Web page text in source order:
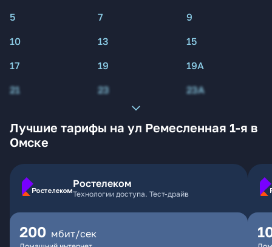
5
7
9
10
13
15
17
19
19А
21
23 23А
Лучшие тарифы на ул Ремесленная 1-я в
Омске
Ростелеком
Технологии доступа. Тест-драйв
200 мбит/сек